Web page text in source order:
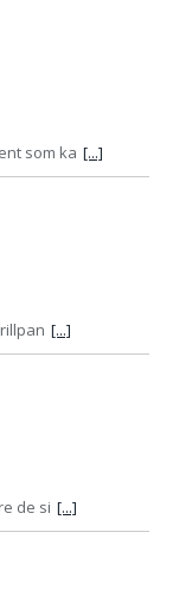
som ka [...]
[...]
de si [...]